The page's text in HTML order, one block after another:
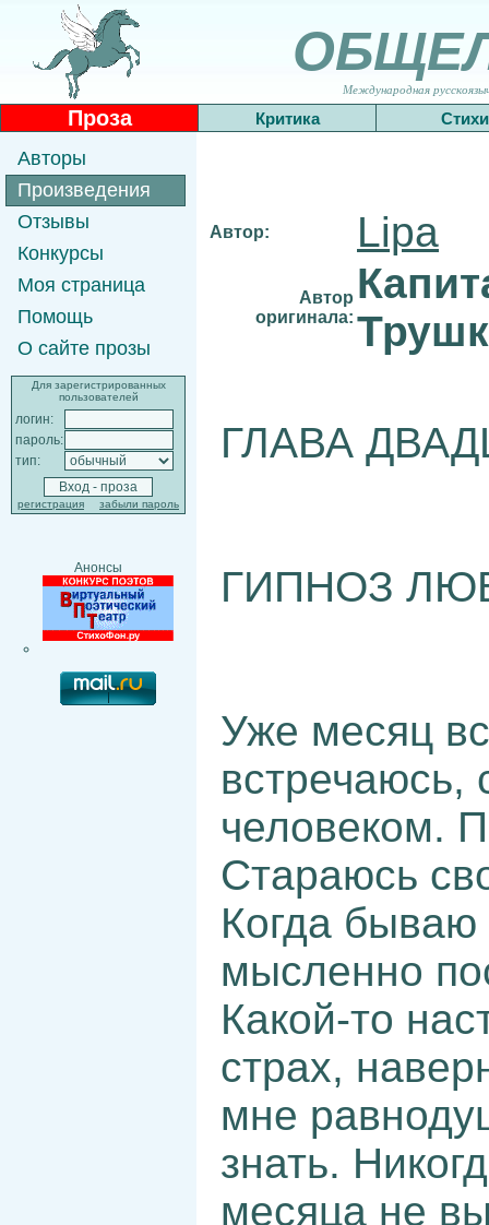
Международная
Проза Критика Стихи
Авторы
Произведения
Отзывы
Конкурсы
Моя страница
Помощь
О сайте прозы
Для зарегистрированных
пользователей
логин:
пароль:
тип:
регистрация забыли пароль
Анонсы
Автор: Lipa
Автор
оригинала:
ГЛАВА
ГИПНОЗ
Уже месяц
встречаюсь,
человеком.
Стараюсь
Когда бываю
мысленно
Какой-то
страх,
мне
знать.
месяца не